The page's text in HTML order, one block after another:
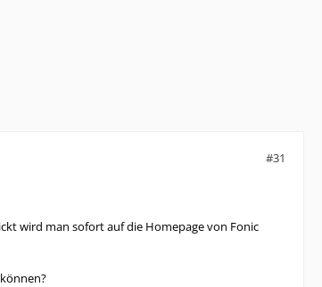
#31
wird man sofort auf die Homepage von Fonic